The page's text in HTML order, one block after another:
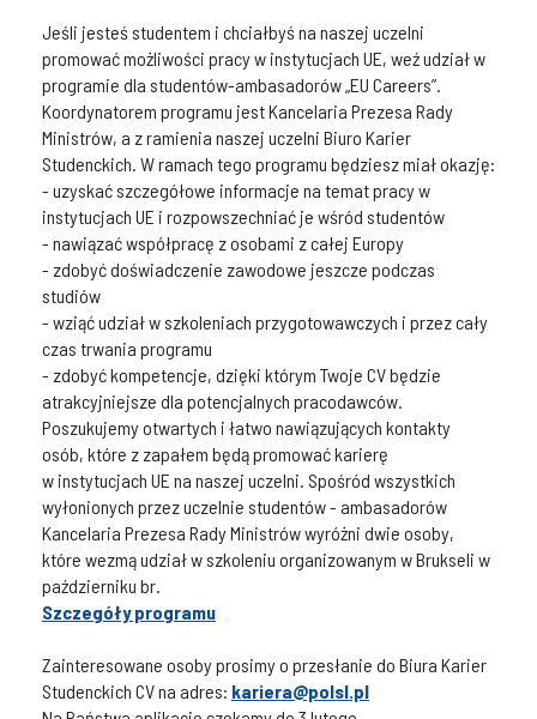
Jeśli jesteś studentem i chciałbyś na naszej uczelni
promować możliwości pracy w instytucjach UE, weź udział w
programie dla studentów-ambasadorów „EU Careers”.
Koordynatorem programu jest Kancelaria Prezesa Rady
Ministrów, a z ramienia naszej uczelni Biuro Karier
Studenckich. W ramach tego programu będziesz miał okazję:
- uzyskać szczegółowe informacje na temat pracy w
instytucjach UE i rozpowszechniać je wśród studentów
- nawiązać współpracę z osobami z całej Europy
- zdobyć doświadczenie zawodowe jeszcze podczas
studiów
- wziąć udział w szkoleniach przygotowawczych i przez cały
czas trwania programu
- zdobyć kompetencje, dzięki którym Twoje CV będzie
atrakcyjniejsze dla potencjalnych pracodawców.
Poszukujemy otwartych i łatwo nawiązujących kontakty
osób, które z zapałem będą promować karierę
w instytucjach UE na naszej uczelni. Spośród wszystkich
wyłonionych przez uczelnie studentów - ambasadorów
Kancelaria Prezesa Rady Ministrów wyróżni dwie osoby,
które wezmą udział w szkoleniu organizowanym w Brukseli w
październiku br.
Szczegóły programu
Zainteresowane osoby prosimy o przesłanie do Biura Karier
Studenckich CV na adres: kariera@polsl.pl